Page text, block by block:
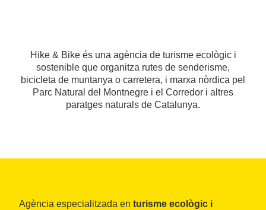
Hike & Bike és una agència de turisme ecològic i
sostenible que organitza rutes de senderisme,
bicicleta de muntanya o carretera, i marxa nòrdica pel
Parc Natural del Montnegre i el Corredor i altres
paratges naturals de Catalunya.
Agència especialitzada en turisme ecològic i